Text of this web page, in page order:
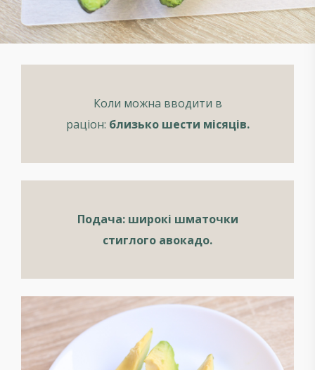
Коли можна вводити в
раціон: близько шести місяців.
Подача: широкі шматочки
стиглого авокадо.